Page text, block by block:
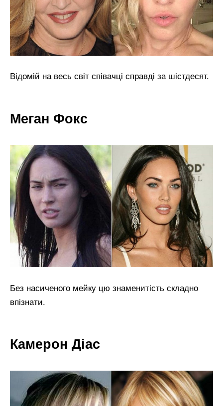
Відомій на весь світ співачці справді за шістдесят.
Меган Фокс
Без насиченого мейку цю знаменитість складно
впізнати.
Камерон Діас